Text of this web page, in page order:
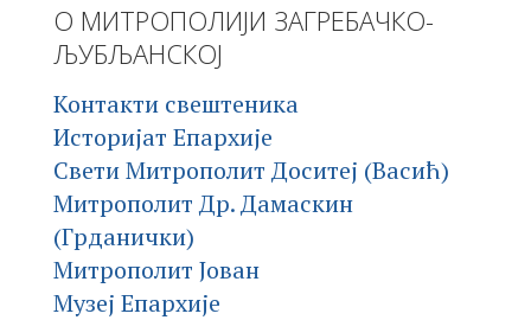
О МИТРОПОЛИЈИ ЗАГРЕБАЧКО-
ЉУБЉАНСКОЈ
Контакти свештеника
Историјат Епархије
Свети Митрополит Доситеј (Васић)
Митрополит Др. Дамаскин
(Грданички)
Митрополит Јован
Музеј Епархије